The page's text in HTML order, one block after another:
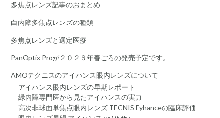
多焦点レンズ記事のおまとめ
白内障多焦点レンズの種類
多焦点レンズと選定医療
PanOptix Proが２０２６年春ごろの発売予定です。
AMOテクニスのアイハンス眼内レンズについて
アイハンス眼内レンズの早期レポート
緑内障専門医から見たアイハンスの実力
高次非球面単焦点眼内レンズ TECNIS Eyhanceの臨床評価